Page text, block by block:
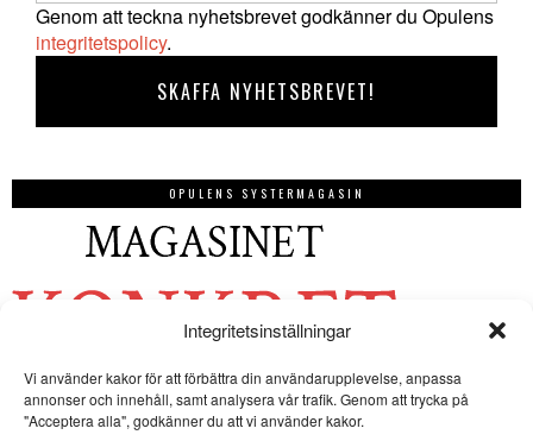
Integritetsinställningar
Vi använder kakor för att förbättra din användarupplevelse, anpassa
annonser och innehåll, samt analysera vår trafik. Genom att trycka på
"Acceptera alla", godkänner du att vi använder kakor.
Genom att teckna nyhetsbrevet godkänner du Opulens
integritetspolicy.
OPULENS SYSTERMAGASIN